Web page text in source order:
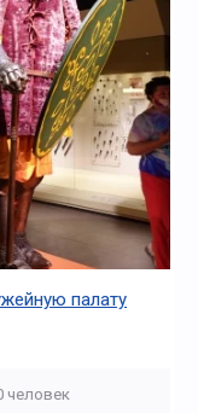
палату
человек